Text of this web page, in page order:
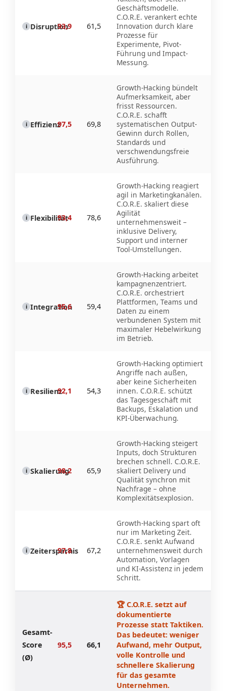
i Disruption
93,9 61,5
Geschäftsmodelle.
C.O.R.E. verankert echte
Innovation durch klare
Prozesse für
Experimente, Pivot-
Führung und Impact-
Messung.
i Effizienz97,5 69,8
Growth-Hacking bündelt
Aufmerksamkeit, aber
frisst Ressourcen.
C.O.R.E. schafft
systematischen Output-
Gewinn durch Rollen,
Standards und
verschwendungsfreie
Ausführung.
i Flexibilität
93,4 78,6
Growth-Hacking reagiert
agil in Marketingkanälen.
C.O.R.E. skaliert diese
Agilität
unternehmensweit –
inklusive Delivery,
Support und interner
Tool-Umstellungen.
i Integration
95,6 59,4
Growth-Hacking arbeitet
kampagnenzentriert.
C.O.R.E. orchestriert
Plattformen, Teams und
Daten zu einem
verbundenen System mit
maximaler Hebelwirkung
im Betrieb.
i Resilienz92,1 54,3
Growth-Hacking optimiert
Angriffe nach außen,
aber keine Sicherheiten
innen. C.O.R.E. schützt
das Tagesgeschäft mit
Backups, Eskalation und
KPI-Überwachung.
i Skalierung
98,2 65,9
Growth-Hacking steigert
Inputs, doch Strukturen
brechen schnell. C.O.R.E.
skaliert Delivery und
Qualität synchron mit
Nachfrage – ohne
Komplexitätsexplosion.
i Zeitersparnis
97,8 67,2
Growth-Hacking spart oft
nur im Marketing Zeit.
C.O.R.E. senkt Aufwand
unternehmensweit durch
Automation, Vorlagen
und KI-Assistenz in jedem
Schritt.
Gesamt-
Score
(Ø)
95,5 66,1
🏆 C.O.R.E. setzt auf
dokumentierte
Prozesse statt Taktiken.
Das bedeutet: weniger
Aufwand, mehr Output,
volle Kontrolle und
schnellere Skalierung
für das gesamte
Unternehmen.